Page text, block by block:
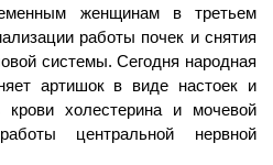
женщинам в третьем
работы почек и снятия
системы. Сегодня народная
артишок в виде настоек и
холестерина и мочевой
центральной нервной